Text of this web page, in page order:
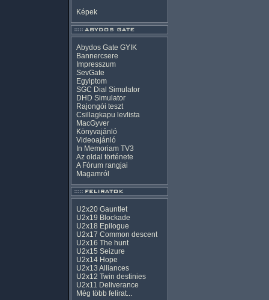
Képek
Abydos Gate GYIK
Bannercsere
Impresszum
SevGate
Egyiptom
SGC Dial Simulator
DHD Simulator
Rajongói teszt
Csillagkapu levlista
MacGyver
Könyvajánló
Videoajánló
In Memoriam TV3
Az oldal története
A Fórum rangjai
Magamról
U2x20 Gauntlet
U2x19 Blockade
U2x18 Epilogue
U2x17 Common descent
U2x16 The hunt
U2x15 Seizure
U2x14 Hope
U2x13 Alliances
U2x12 Twin destinies
U2x11 Deliverance
Még több felirat...